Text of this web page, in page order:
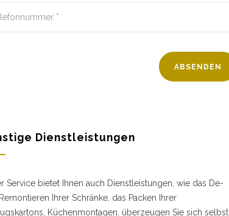
Dienstleistungen
Service bietet Ihnen auch Dienstleistungen, wie das De-
Ihrer Schränke, das Packen Ihrer
Küchenmontagen. überzeugen Sie sich selbst,